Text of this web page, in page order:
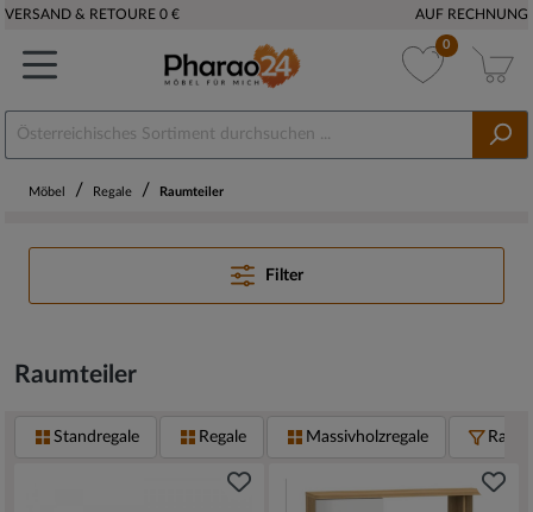
VERSAND & RETOURE 0 € AUF RECHNUNG
0
Möbel / Regale / Raumteiler
Filter
Raumteiler
Standregale Regale Massivholzregale